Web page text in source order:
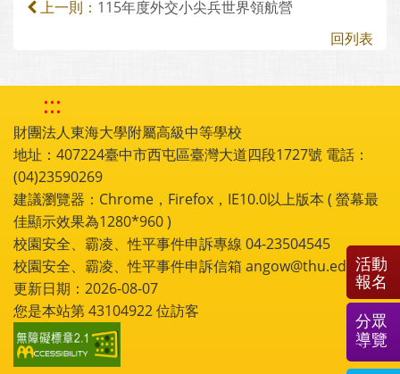
上一則： 115年度外交小尖兵世界領航營
回列表
:::
財團法人東海大學附屬高級中等學校
地址：407224臺中市西屯區臺灣大道四段1727號 電話：
(04)23590269
建議瀏覽器：Chrome，Firefox，IE10.0以上版本 ( 螢幕最
佳顯示效果為1280*960 )
校園安全、霸凌、性平事件申訴專線 04-23504545
校園安全、霸凌、性平事件申訴信箱 angow@thu.edu.tw
更新日期：2026-08-07
您是本站第43104922位訪客
活動
報名
分眾
導覽